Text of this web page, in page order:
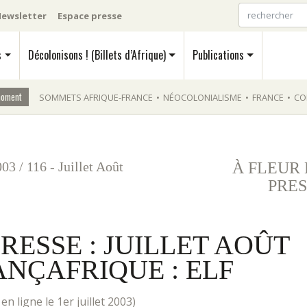
Espace presse
Décolonisons ! (Billets d’Afrique) Publications
SOMMETS AFRIQUE-FRANCE • NÉOCOLONIALISME • FRANCE •
/ 116 - Juillet Août
À FLEUR
: JUILLET AOÛT
: ELF
en ligne le 1er juillet 2003)